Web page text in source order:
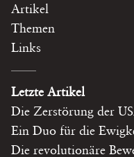
Artikel
Themen
Links
Letzte Artikel
Die Zerstörung der
Ein Duo für die
Die revolutionäre